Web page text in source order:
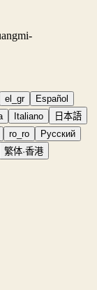
el_gr
Español
Italiano
日本語
ro_ro
Русский
繁体·香港